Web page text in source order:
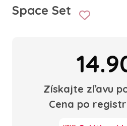
Space Set
Získajte zľavu
Cena po